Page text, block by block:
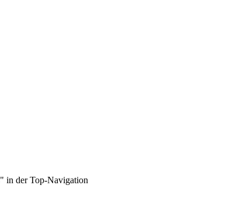
in der Top-Navigation